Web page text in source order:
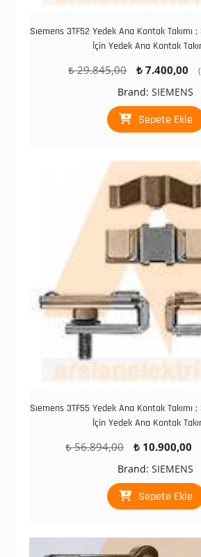
Sıemens 3TF52 Yedek Ana Kontak
İçin Yedek Ana Kontak
₺29.845,00
Orijinal
₺ 29.845,00.
₺ 7.400,00
Brand:SIEMENS
Sepete Ekle
Sıemens 3TF55 Yedek Ana Kontak
İçin Yedek Ana Kontak
₺56.894,00
Orijinal
₺ 56.894,00.
₺10.900,00
Brand:SIEMENS
Sepete Ekle